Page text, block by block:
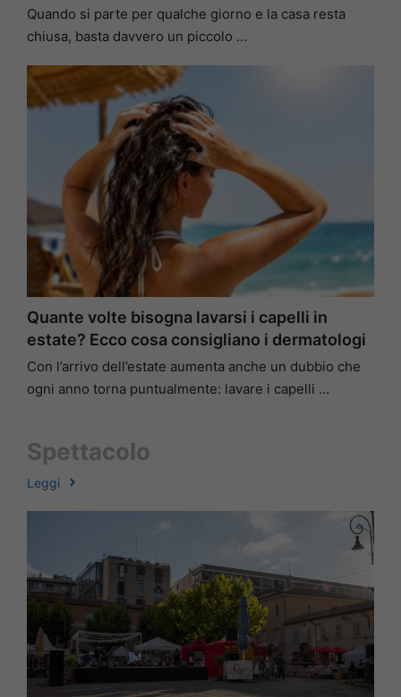
Quando si parte per qualche giorno e la casa resta
chiusa, basta davvero un piccolo …
Quante volte bisogna lavarsi i capelli in
estate? Ecco cosa consigliano i dermatologi
Con l’arrivo dell’estate aumenta anche un dubbio che
ogni anno torna puntualmente: lavare i capelli …
Spettacolo
Leggi